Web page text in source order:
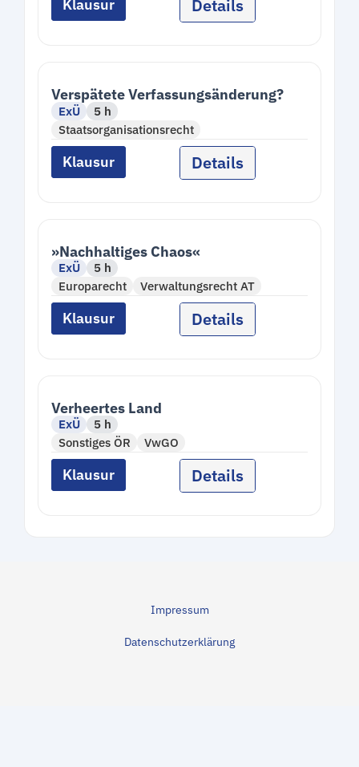
Klausur Details
Verspätete Verfassungsänderung?
ExÜ
5 h
Staatsorganisationsrecht
Klausur Details
»Nachhaltiges Chaos«
ExÜ
5 h
Europarecht
Verwaltungsrecht AT
Klausur Details
Verheertes Land
ExÜ
5 h
Sonstiges ÖR
VwGO
Klausur Details
Impressum
Datenschutzerklärung